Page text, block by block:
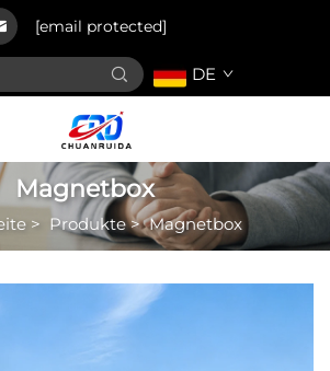
[email protected]
DE
Magnetbox
> Produkte>Magnetbox